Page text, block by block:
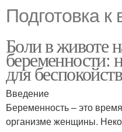
Подготовка к
Боли в животе
беременности:
для
Введение
Беременность – это
организме женщины.